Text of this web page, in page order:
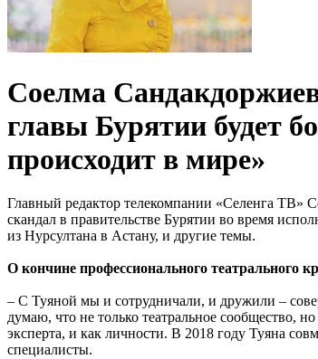
Соелма
главы Бурятии будет
происходит в мире»
Главный редактор телекомпании «Селенга ТВ»
скандал в правительстве Бурятии во время
из Нурсултана в Астану, и другие темы.
О кончине профессионального театрального
– С Туяной мы и сотрудничали, и дружили –
думаю, что не только театральное сообщество,
эксперта, и как личности. В 2018 году Туяна
специалисты.